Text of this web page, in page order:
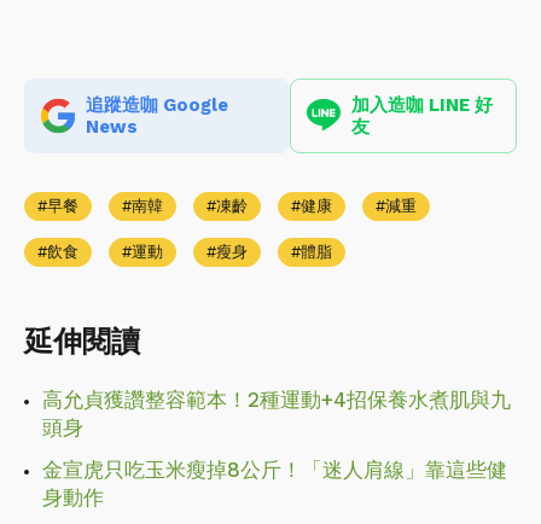
追蹤造咖 Google
News
加入造咖 LINE 好
友
早餐 南韓 凍齡 健康 減重
飲食 運動 瘦身 體脂
延伸閱讀
高允貞獲讚整容範本！2種運動+4招保養水煮肌與九
頭身
金宣虎只吃玉米瘦掉8公斤！「迷人肩線」靠這些健
身動作